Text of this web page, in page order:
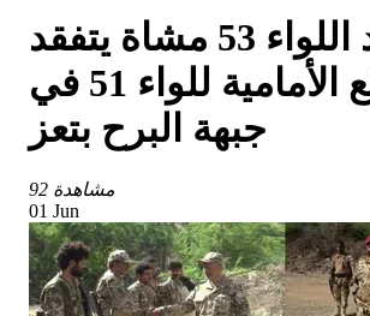
قائد اللواء 53 مشاة يتفقد
المواقع الأمامية للواء 51 في
جبهة البرح بتعز
92 مشاهدة
01 Jun